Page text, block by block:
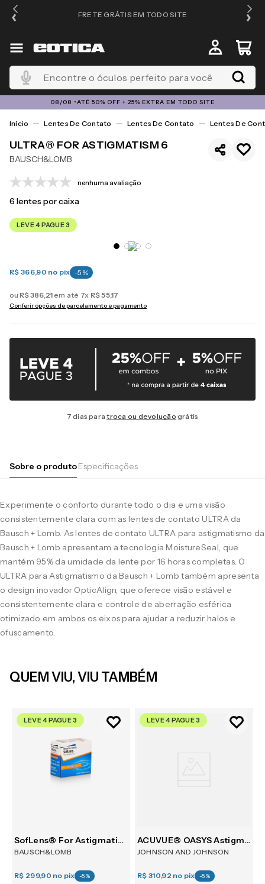
FRETE GRÁTIS EM TODO SITE
Encontre o óculos perfeito para você
08/08 •ATÉ 50% OFF + 25% EXTRA EM TODO SITE
Lentes De Contato Lentes De Contato Lentes De
ULTRA® FOR ASTIGMATISM 6
BAUSCH&LOMB
nenhuma avaliação
6 lentes por caixa
LEVE 4 PAGUE 3
R$ 366,90 no pix -5 %
ou R$386,21 em até 7x R$55,17
Conferir opções de parcelamento e pagamento
7 dias paratroca ou devolução grátis
Sobre o produtoEspecificações
Experimente o conforto durante todo o dia e uma visão
consistentemente clara com as lentes de contato ULTRA da
Bausch + Lomb. As lentes de contato ULTRA para astigmatismo da
Bausch + Lomb apresentam a tecnologia MoistureSeal, que
mantém 95% da umidade da lente por 16 horas completas. O
ULTRA para Astigmatismo da Bausch + Lomb também apresenta
o design inovador OpticAlign, que oferece visão estável e
consistentemente clara e controle de aberração esférica
otimizado em ambos os eixos para ajudar a reduzir halos e
ofuscamento.
QUEM VIU, VIU TAMBÉM
LEVE 4 PAGUE 3
SofLens® For Astigmatism 6
BAUSCH&LOMB
R$ 299,90 no pix -5%
LEVE 4 PAGUE 3
ACUVUE® OASYS Astigmatism 6
JOHNSON AND JOHNSON
R$ 310,92 no pix -5%